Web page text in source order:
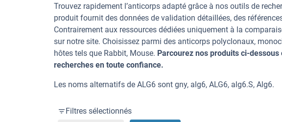
Trouvez rapidement l’anticorps adapté grâce à nos outils de
produit fournit des données de validation détaillées, des
Contrairement aux ressources dédiées uniquement à la
sur notre site. Choisissez parmi des anticorps polyclonaux,
hôtes tels que Rabbit, Mouse. Parcourez nos produits ci-
recherches en toute confiance.
Les noms alternatifs de ALG6 sont gny, alg6, ALG6, alg6.S, Alg6.
Filtres sélectionnés